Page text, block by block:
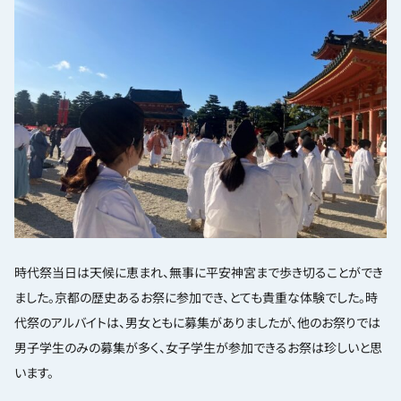
時代祭当日は天候に恵まれ、無事に平安神宮まで歩き切ることができ
ました。京都の歴史あるお祭に参加でき、とても貴重な体験でした。時
代祭のアルバイトは、男女ともに募集がありましたが、他のお祭りでは
男子学生のみの募集が多く、女子学生が参加できるお祭は珍しいと思
います。